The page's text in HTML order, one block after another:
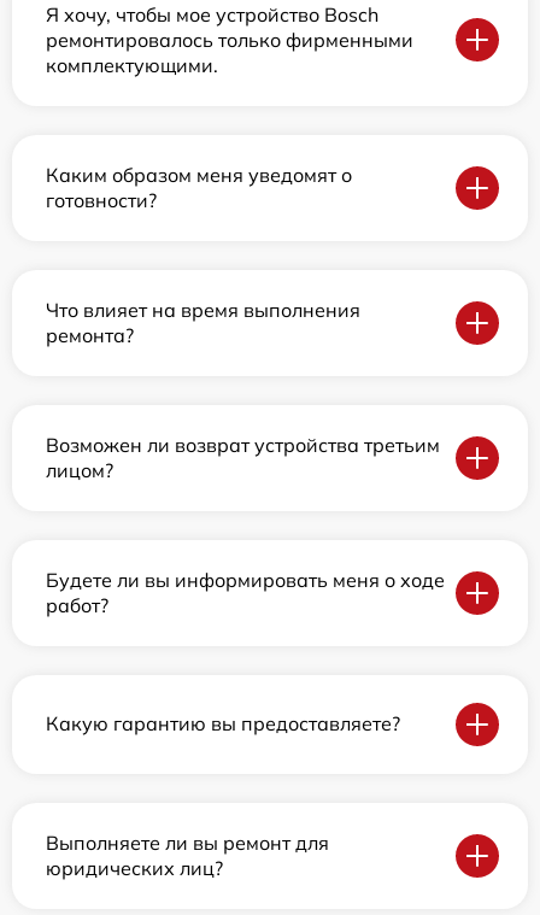
Я хочу, чтобы мое устройство Bosch
ремонтировалось только фирменными
комплектующими.
Каким образом меня уведомят о
готовности?
Что влияет на время выполнения
ремонта?
Возможен ли возврат устройства третьим
лицом?
Будете ли вы информировать меня о ходе
работ?
Какую гарантию вы предоставляете?
Выполняете ли вы ремонт для
юридических лиц?